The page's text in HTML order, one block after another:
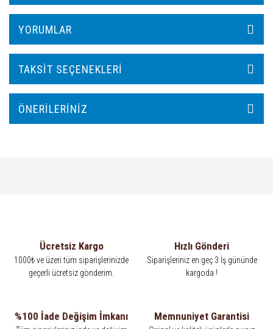
YORUMLAR
TAKSIT SEÇENEKLERI
ÖNERILERINIZ
Ücretsiz Kargo
1000₺ ve üzeri tüm siparişlerinizde
geçerli ücretsiz gönderim.
Hızlı Gönderi
Siparişleriniz en geç 3 İş gününde
kargoda !
%100 İade Değişim İmkanı Memnuniyet Garantisi